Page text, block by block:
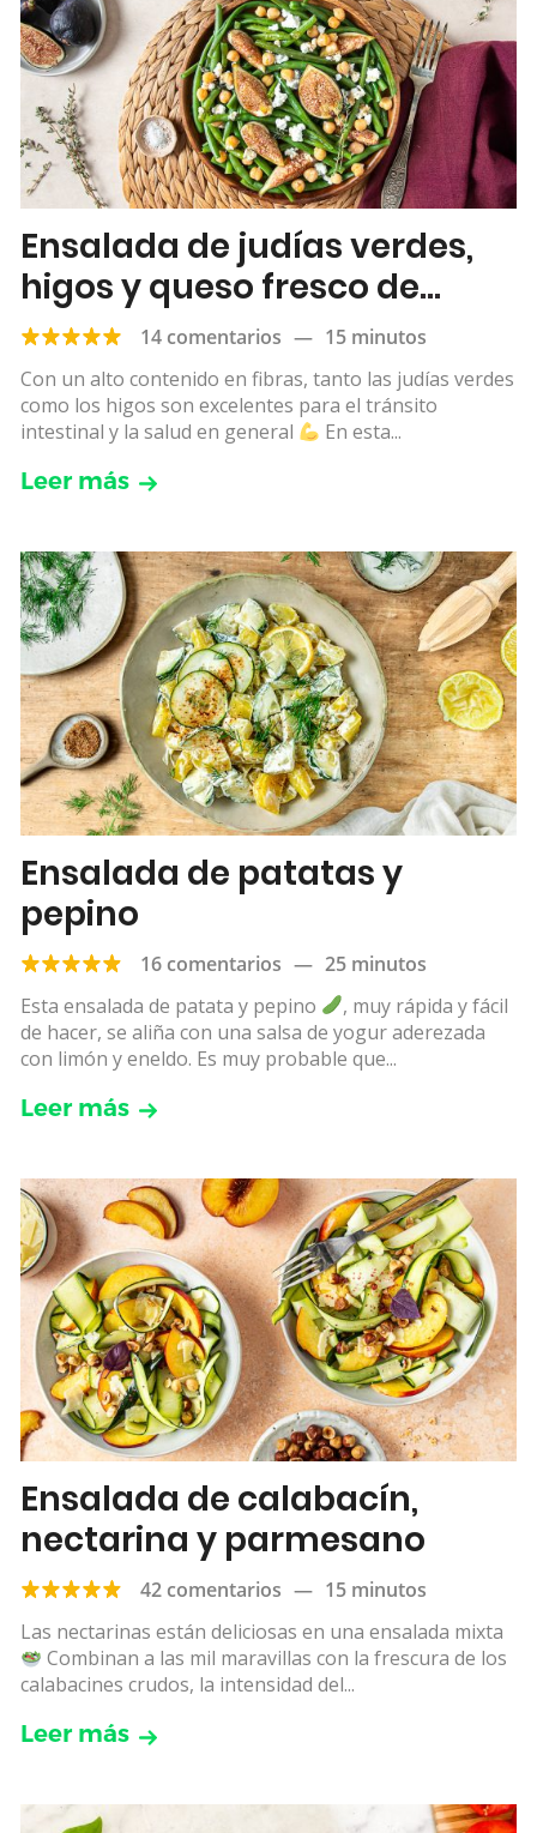
Ensalada de judías verdes,
higos y queso fresco de
cabra
14 comentarios — 15 minutos
Con un alto contenido en fibras, tanto las judías verdes
como los higos son excelentes para el tránsito
intestinal y la salud en general
En esta...
Leer más
Ensalada de patatas y
pepino
16 comentarios — 25 minutos
Esta ensalada de patata y pepino
, muy rápida y fácil
de hacer, se aliña con una salsa de yogur aderezada
con limón y eneldo. Es muy probable que...
Leer más
Ensalada de calabacín,
nectarina y parmesano
42 comentarios — 15 minutos
Las nectarinas están deliciosas en una ensalada mixta
Combinan a las mil maravillas con la frescura de los
calabacines crudos, la intensidad del...
Leer más